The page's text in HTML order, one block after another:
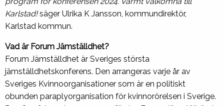
Karlstad!säger Ulrika K Jansson, kommundirektör,
Karlstad kommun.
Vad är Forum Jämställdhet?
Forum Jämställdhet är Sveriges största
jämställdhetskonferens. Den arrangeras varje år av
Sveriges Kvinnoorganisationer som är en politiskt
obunden paraplyorganisation för kvinnorörelsen i Sverige.